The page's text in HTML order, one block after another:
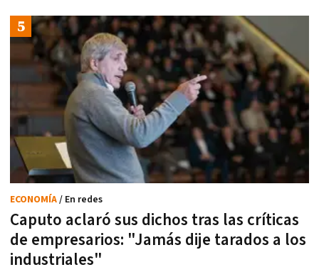
Caputo aclaró sus dichos tras las críticas
de empresarios: "Jamás dije tarados a los
industriales"
ECONOMÍA/ En redes